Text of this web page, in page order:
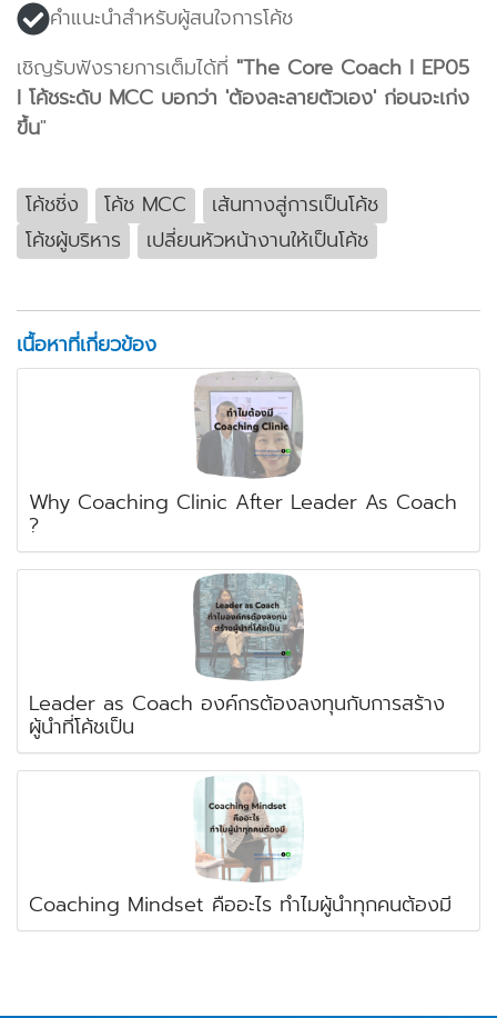
คำแนะนำสำหรับผู้สนใจการโค้ช
เชิญรับฟังรายการเต็มได้ที่ "The Core Coach I EP05
I โค้ชระดับ MCC บอกว่า 'ต้องละลายตัวเอง' ก่อนจะเก่ง
ขึ้น"
โค้ชชิ่ง โค้ช MCC
เส้นทางสู่การเป็นโค้ช
โค้ชผู้บริหาร
เปลี่ยนหัวหน้างานให้เป็นโค้ช
เนื้อหาที่เกี่ยวข้อง
Why Coaching Clinic After Leader As Coach
?
Leader as Coach องค์กรต้องลงทุนกับการสร้าง
ผู้นำที่โค้ชเป็น
Coaching Mindset คืออะไร ทำไมผู้นำทุกคนต้องมี